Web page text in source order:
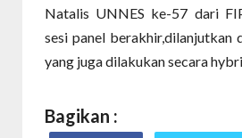
Natalis UNNES ke-57 dari
sesi panel berakhir,dilanjutkan
yang juga dilakukan secara
Bagikan :